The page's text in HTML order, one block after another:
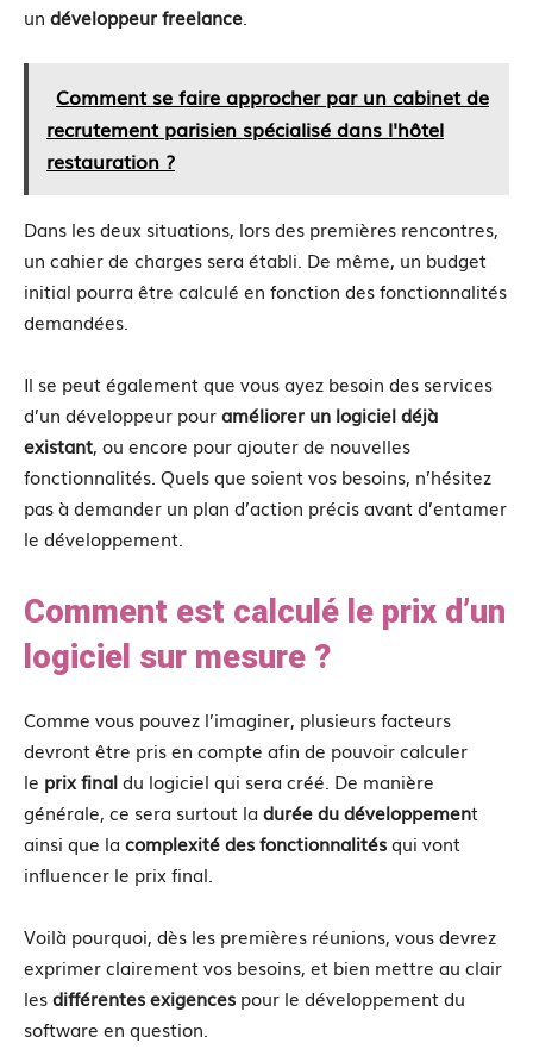
un développeur freelance.
Comment se faire approcher par un cabinet de
recrutement parisien spécialisé dans l'hôtel
restauration ?
Dans les deux situations, lors des premières rencontres,
un cahier de charges sera établi. De même, un budget
initial pourra être calculé en fonction des fonctionnalités
demandées.
Il se peut également que vous ayez besoin des services
d’un développeur pouraméliorer un logiciel déjà
existant, ou encore pour ajouter de nouvelles
fonctionnalités. Quels que soient vos besoins, n’hésitez
pas à demander un plan d’action précis avant d’entamer
le développement.
Comment est calculé le prix d’un
logiciel sur mesure ?
Comme vous pouvez l’imaginer, plusieurs facteurs
devront être pris en compte afin de pouvoir calculer
le prix finaldu logiciel qui sera créé. De manière
générale, ce sera surtout la durée du développement
ainsi que la complexité des fonctionnalitésqui vont
influencer le prix final.
Voilà pourquoi, dès les premières réunions, vous devrez
exprimer clairement vos besoins, et bien mettre au clair
lesdifférentes exigences pour le développement du
software en question.